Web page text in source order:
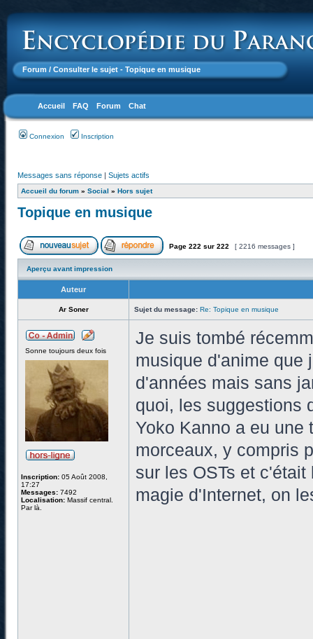
Forum / Consulter le sujet - Topique en musique
Accueil FAQ Forum Chat
Connexion Inscription
Messages sans réponse | Sujets actifs
Accueil du forum » Social » Hors sujet
Topique en musique
Page 222 sur 222 [ 2216 messages ]
Aperçu avant impression
Auteur
Ar Soner Sujet du message: Re: Topique en musique
Sonne toujours deux fois
Inscription: 05 Août 2008,
17:27
Messages: 7492
Localisation: Massif central.
Par là.
Je suis tombé
musique d'anime que
d'années mais sans
quoi, les suggestions
Yoko Kanno a eu une
morceaux, y compris
sur les OSTs et
magie d'Internet, on